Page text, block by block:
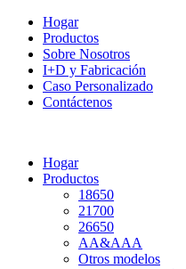
Hogar
Productos
Sobre Nosotros
I+D y Fabricación
Caso Personalizado
Contáctenos
Hogar
Productos
18650
21700
26650
AA&AAA
Otros modelos